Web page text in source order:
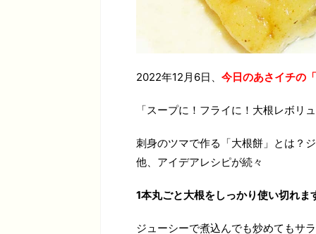
2022年12月6日、 今日のあさイチの
「スープに！フライに！大根レボリ
刺身のツマで作る「大根餅」とは？
他、アイデアレシピが続々
1本丸ごと大根をしっかり使い切れま
ジューシーで煮込んでも炒めてもサ